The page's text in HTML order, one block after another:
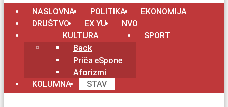
NASLOVNA POLITIKA
EKONOMIJA
DRUŠTVO
EX YU
NVO
KULTURA
Back
Priča eSpone
Aforizmi
SPORT
KOLUMNA STAV